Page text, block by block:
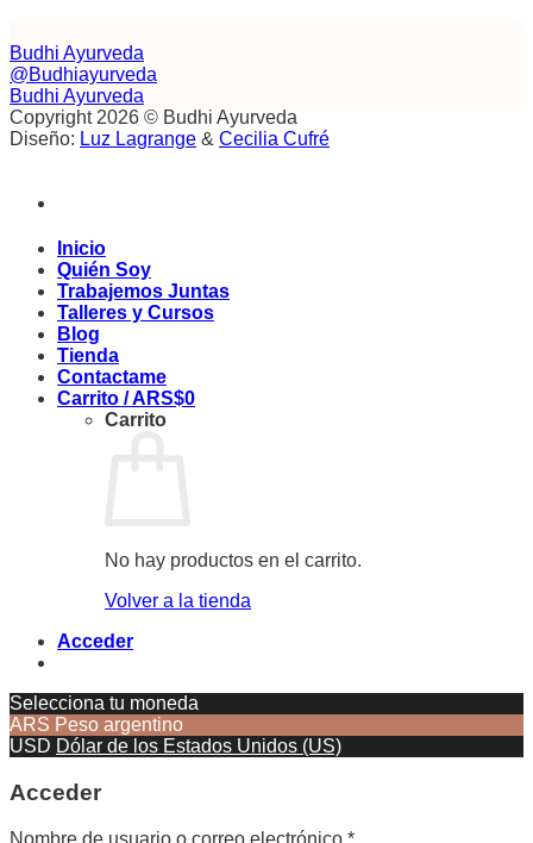
Budhi Ayurveda
@Budhiayurveda
Budhi Ayurveda
Copyright 2026 © Budhi Ayurveda
Diseño: Luz Lagrange & Cecilia Cufré
Inicio
Quién Soy
Trabajemos Juntas
Talleres y Cursos
Blog
Tienda
Contactame
Carrito /ARS$0
Carrito
No hay productos en el carrito.
Volver a la tienda
Acceder
Selecciona tu moneda
ARS Peso argentino
USD Dólar de los Estados Unidos (US)
Acceder
Nombre de usuario o correo electrónico *